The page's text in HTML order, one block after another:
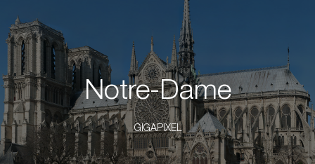
Notre-Dame
GIGAPIXEL